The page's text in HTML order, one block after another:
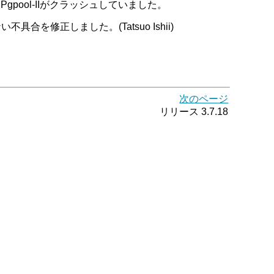
IIがクラッシュしていました。
不具合を修正しました。(Tatsuo Ishii)
次のページ
リリース 3.7.18